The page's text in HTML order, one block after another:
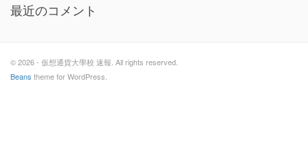
最近のコメント
© 2026 - 仮想通貨大學校 速報. All rights reserved.
Beans theme for WordPress.